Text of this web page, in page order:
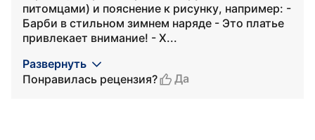
питомцами) и пояснение к рисунку, например: -
Барби в стильном зимнем наряде - Это платье
привлекает внимание! - Х...
Развернуть
Понравилась рецензия?
Да